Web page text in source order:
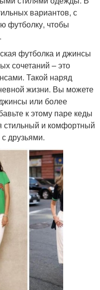
вариантов, с
футболку, чтобы
футболка и джинсы
сочетаний – это
Такой наряд
жизни. Вы можете
или более
к этому паре кеды
стильный и комфортный
друзьями.